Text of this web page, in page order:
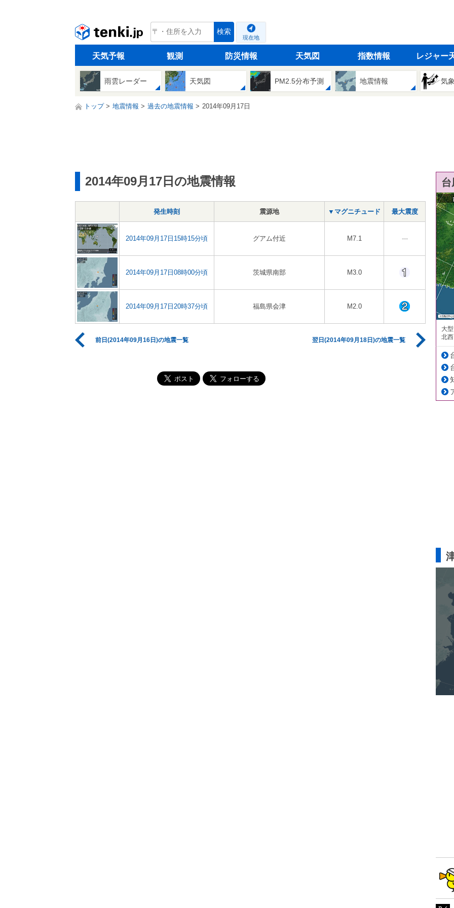
tenki.jp 検索
現在地
天気予報 観測 防災情報 天気図 指数情報 レジャー
雨雲レーダー 天気図 PM2.5分布予測 地震情報 気
トップ 地震情報 過去の地震情報 2014年09月17日
2014年09月17日の地震情報
発生時刻 震源地 ▼マグニチュード 最大震度
2014年09月17日15時15分頃 グアム付近 M7.1 ---
2014年09月17日08時00分頃 茨城県南部 M3.0
2014年09月17日20時37分頃 福島県会津 M2.0
前日(2014年09月16日)の地震一覧 翌日(2014年09月18日)の地震一覧
大
北